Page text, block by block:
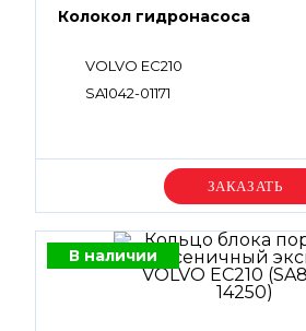
Колокол гидронасоса
VOLVO EC210
SA1042-01171
Уточняйте цену
В наличии